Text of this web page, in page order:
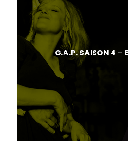
G.A.P. SAISON 4 –